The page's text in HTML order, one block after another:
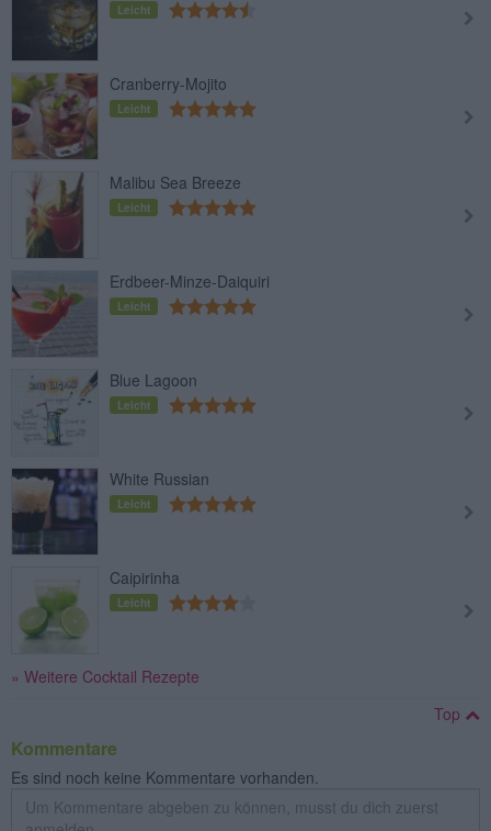
Leicht
Cranberry-Mojito
Leicht
Malibu Sea Breeze
Leicht
Erdbeer-Minze-Daiquiri
Leicht
Blue Lagoon
Leicht
White Russian
Leicht
Caipirinha
Leicht
» Weitere Cocktail Rezepte
Top
Kommentare
Es sind noch keine Kommentare vorhanden.